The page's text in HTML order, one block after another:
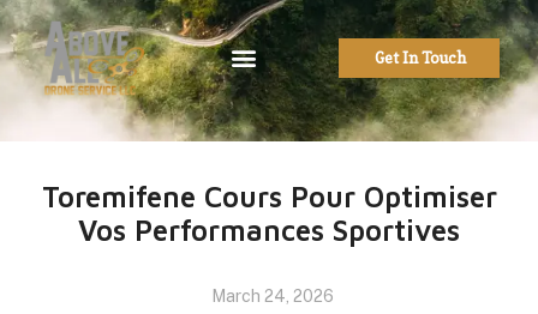
Get In Touch
Toremifene Cours Pour Optimiser
Vos Performances Sportives
March 24, 2026